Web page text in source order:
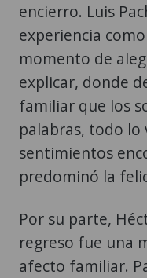
momento de
explicar, donde
familiar que los
palabras, todo lo
sentimientos
predominó la
Por su parte,
afecto familiar.
días en prisión
califica de